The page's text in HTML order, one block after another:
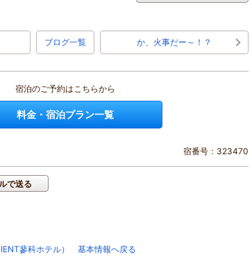
ブログ一覧 か、火事だー～！？
宿泊のご予約はこちらから
料金・宿泊プラン一覧
宿番号：323470
で送る
蓼科ホテル） 基本情報へ戻る